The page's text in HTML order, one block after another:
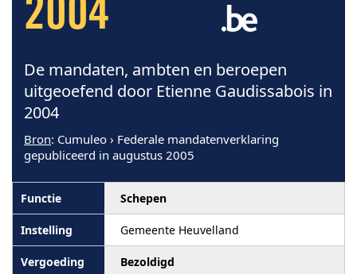
2004
De mandaten, ambten en beroepen
uitgeoefend door Etienne Gaudissabois in
2004
Bron: Cumuleo › Federale mandatenverklaring
gepubliceerd in augustus 2005
Schepen
Gemeente Heuvelland
Bezoldigd